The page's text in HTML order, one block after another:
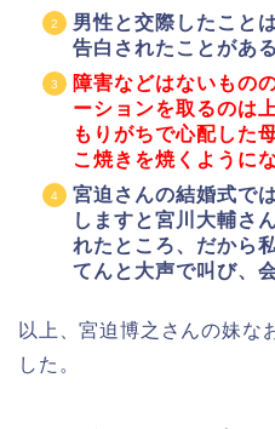
男性と交際したこと
告白されたことがある
障害などはないもの
ーションを取るのは
もりがちで心配した
こ焼きを焼くように
宮迫さんの結婚式で
しますと宮川大輔さ
れたところ、だから
てんと大声で叫び、
以上、宮迫博之さんの妹な
した。